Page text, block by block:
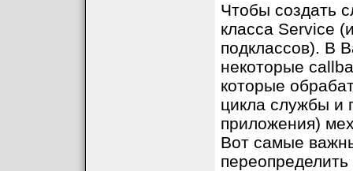
Чтобы создать
класса Service
подклассов). В
некоторые
которые
цикла службы и
приложения)
Вот самые